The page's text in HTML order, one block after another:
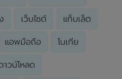
เว็บไซต์ แท็บเล็ต
แอพมือถือ โนเกีย
าวน์โหลด